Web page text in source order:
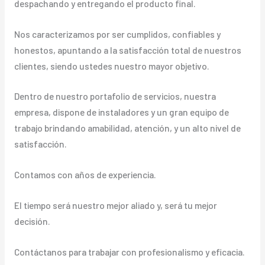
despachando y entregando el producto final.
Nos caracterizamos por ser cumplidos, confiables y
honestos, apuntando a la satisfacción total de nuestros
clientes, siendo ustedes nuestro mayor objetivo.
Dentro de nuestro portafolio de servicios, nuestra
empresa, dispone de instaladores y un gran equipo de
trabajo brindando amabilidad, atención, y un alto nivel de
satisfacción.
Contamos con años de experiencia.
El tiempo será nuestro mejor aliado y, será tu mejor
decisión.
Contáctanos para trabajar con profesionalismo y eficacia.